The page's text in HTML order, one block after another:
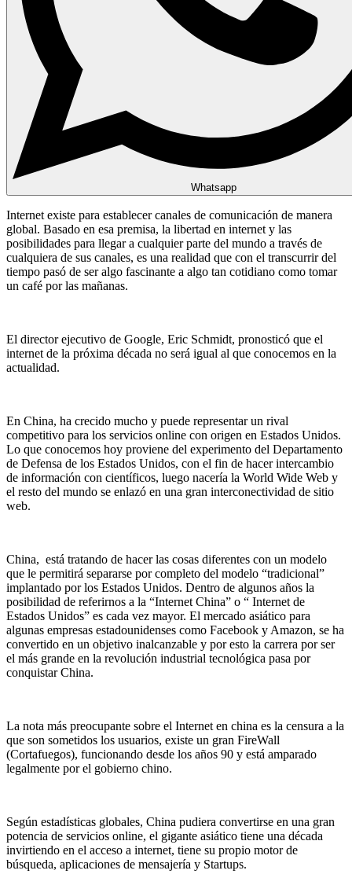
Whatsapp
Internet existe para establecer canales de comunicación de manera
global. Basado en esa premisa, la libertad en internet y las
posibilidades para llegar a cualquier parte del mundo a través de
cualquiera de sus canales, es una realidad que con el transcurrir del
tiempo pasó de ser algo fascinante a algo tan cotidiano como tomar
un café por las mañanas.
El director ejecutivo de Google, Eric Schmidt, pronosticó que el
internet de la próxima década no será igual al que conocemos en la
actualidad.
En China, ha crecido mucho y puede representar un rival
competitivo para los servicios online con origen en Estados Unidos.
Lo que conocemos hoy proviene del experimento del Departamento
de Defensa de los Estados Unidos, con el fin de hacer intercambio
de información con científicos, luego nacería la World Wide Web y
el resto del mundo se enlazó en una gran interconectividad de sitio
web.
China, está tratando de hacer las cosas diferentes con un modelo
que le permitirá separarse por completo del modelo “tradicional”
implantado por los Estados Unidos. Dentro de algunos años la
posibilidad de referirnos a la “Internet China” o “ Internet de
Estados Unidos” es cada vez mayor. El mercado asiático para
algunas empresas estadounidenses como Facebook y Amazon, se ha
convertido en un objetivo inalcanzable y por esto la carrera por ser
el más grande en la revolución industrial tecnológica pasa por
conquistar China.
La nota más preocupante sobre el Internet en china es la censura a la
que son sometidos los usuarios, existe un gran FireWall
(Cortafuegos), funcionando desde los años 90 y está amparado
legalmente por el gobierno chino.
Según estadísticas globales, China pudiera convertirse en una gran
potencia de servicios online, el gigante asiático tiene una década
invirtiendo en el acceso a internet, tiene su propio motor de
búsqueda, aplicaciones de mensajería y Startups.